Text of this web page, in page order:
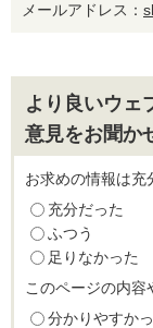
メールアドレス：
より良いウェ
意見をお聞か
お求めの情報は充
充分だった
ふつう
足りなかった
このページの内容
分かりやすか